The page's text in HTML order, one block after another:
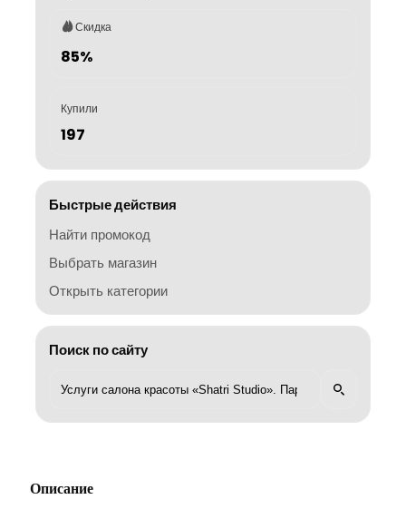
Скидка
85%
Купили
197
Быстрые действия
Найти промокод
Выбрать магазин
Открыть категории
Поиск по сайту
Описание